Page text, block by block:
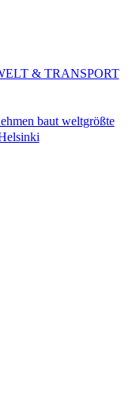
baut weltgrößte
& TRANSPORT